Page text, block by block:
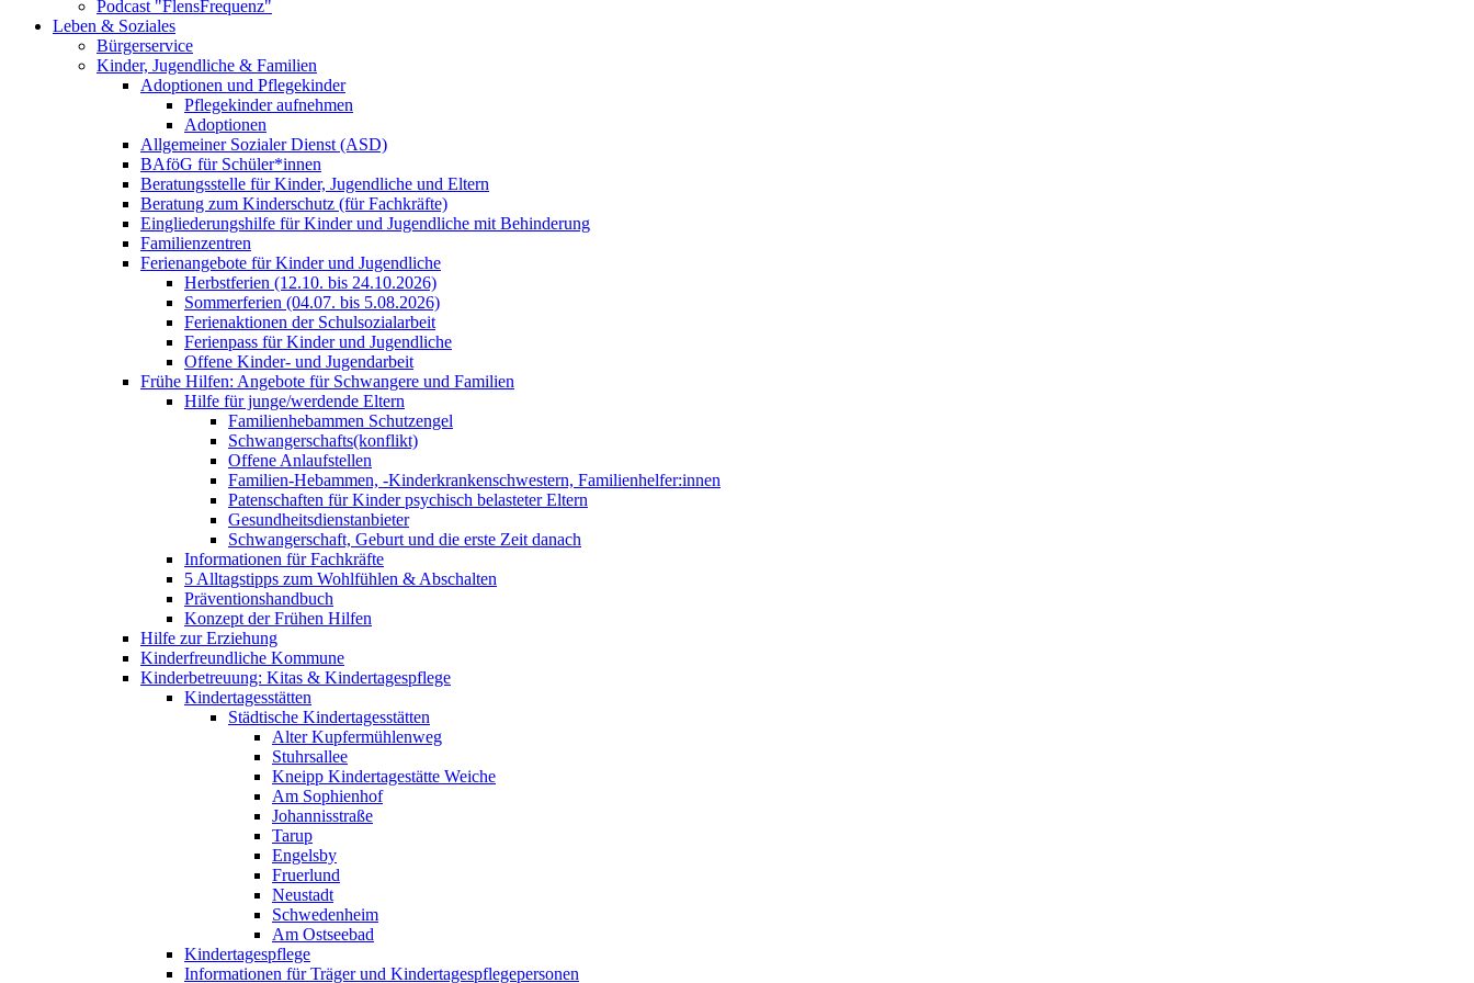
Podcast "FlensFrequenz"
Leben & Soziales
Bürgerservice
Kinder, Jugendliche & Familien
Adoptionen und Pflegekinder
Pflegekinder aufnehmen
Adoptionen
Allgemeiner Sozialer Dienst (ASD)
BAföG für Schüler*innen
Beratungsstelle für Kinder, Jugendliche und Eltern
Beratung zum Kinderschutz (für Fachkräfte)
Eingliederungshilfe für Kinder und Jugendliche mit Behinderung
Familienzentren
Ferienangebote für Kinder und Jugendliche
Herbstferien (12.10. bis 24.10.2026)
Sommerferien (04.07. bis 5.08.2026)
Ferienaktionen der Schulsozialarbeit
Ferienpass für Kinder und Jugendliche
Offene Kinder- und Jugendarbeit
Frühe Hilfen: Angebote für Schwangere und Familien
Hilfe für junge/werdende Eltern
Familienhebammen Schutzengel
Schwangerschafts(konflikt)
Offene Anlaufstellen
Familien-Hebammen, -Kinderkrankenschwestern, Familienhelfer:innen
Patenschaften für Kinder psychisch belasteter Eltern
Gesundheitsdienstanbieter
Schwangerschaft, Geburt und die erste Zeit danach
Informationen für Fachkräfte
5 Alltagstipps zum Wohlfühlen & Abschalten
Präventionshandbuch
Konzept der Frühen Hilfen
Hilfe zur Erziehung
Kinderfreundliche Kommune
Kinderbetreuung: Kitas & Kindertagespflege
Kindertagesstätten
Städtische Kindertagesstätten
Alter Kupfermühlenweg
Stuhrsallee
Kneipp Kindertagestätte Weiche
Am Sophienhof
Johannisstraße
Tarup
Engelsby
Fruerlund
Neustadt
Schwedenheim
Am Ostseebad
Kindertagespflege
Informationen für Träger und Kindertagespflegepersonen